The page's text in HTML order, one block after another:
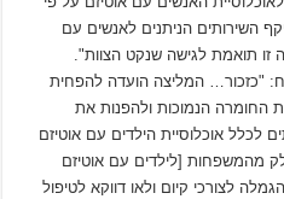
השירותים הניתנים לאנשים עם
תואמת לגישה שנקט הצוות".
"כזכור… המליצה הועדה להפחית
החומרה הנמוכות ולהפנות את
לכלל אוכלוסיית הילדים עם אוטיזם
מהמשפחות [לילדים עם אוטיזם
לצורכי קיום ולאו דווקא לטיפול